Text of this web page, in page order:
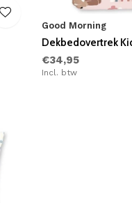
Good Morning
Dekbedovertrek
€34,95
Incl. btw